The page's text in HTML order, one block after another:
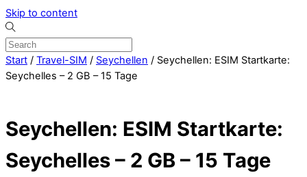
Skip to content
Start / Travel-SIM / Seychellen / Seychellen: ESIM Startkarte:
Seychelles – 2 GB – 15 Tage
Seychellen: ESIM Startkarte:
Seychelles – 2 GB – 15 Tage